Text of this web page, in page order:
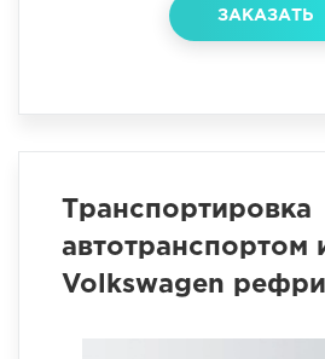
ЗАКАЗАТЬ
Транспортировка
автотранспортом
Volkswagen